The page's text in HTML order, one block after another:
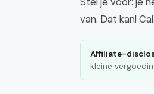
van. Dat kan!
Affiliate-
kleine